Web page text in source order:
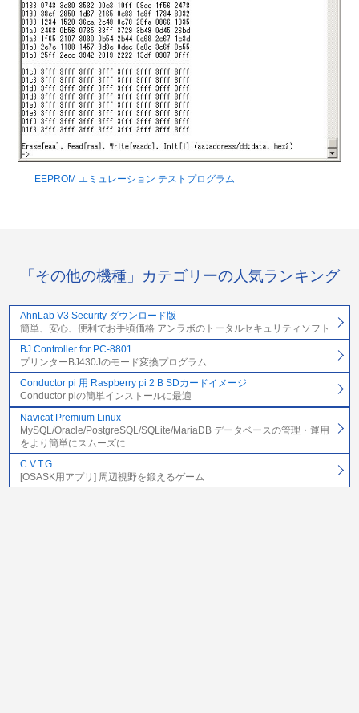
EEPROM エミュレーション テストプログラム
「その他の機種」カテゴリーの人気ランキング
AhnLab V3 Security ダウンロード版
簡単、安心、便利でお手頃価格 アンラボのトータルセキュリティソフト
BJ Controller for PC-8801
プリンターBJ430Jのモード変換プログラム
Conductor pi 用 Raspberry pi 2 B SDカードイメージ
Conductor piの簡単インストールに最適
Navicat Premium Linux
MySQL/Oracle/PostgreSQL/SQLite/MariaDB データベースの管理・運用
をより簡単にスムーズに
C.V.T.G
[OSASK用アプリ] 周辺視野を鍛えるゲーム